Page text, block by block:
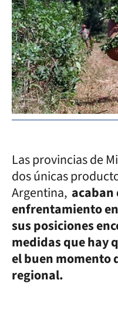
Las provincias de
dos únicas
Argentina,
enfrentamiento
sus posiciones
medidas que hay
el buen momento
regional.